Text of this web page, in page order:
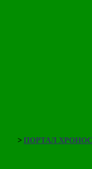
> ПОРТАЛ ХРОНОС